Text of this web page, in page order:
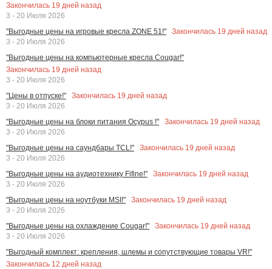
Закончилась 19 дней назад
3 - 20 Июля 2026
"Выгодные цены на игровые кресла ZONE 51!"
Закончилась 19 дней назад
3 - 20 Июля 2026
"Выгодные цены на компьютерные кресла Cougar!"
Закончилась 19 дней назад
3 - 20 Июля 2026
"Цены в отпуске!"
Закончилась 19 дней назад
3 - 20 Июля 2026
"Выгодные цены на блоки питания Ocypus !"
Закончилась 19 дней назад
3 - 20 Июля 2026
"Выгодные цены на саундбары TCL!"
Закончилась 19 дней назад
3 - 20 Июля 2026
"Выгодные цены на аудиотехнику Fifine!"
Закончилась 19 дней назад
3 - 20 Июля 2026
"Выгодные цены на ноутбуки MSI!"
Закончилась 19 дней назад
3 - 20 Июля 2026
"Выгодные цены на охлаждение Cougar!"
Закончилась 19 дней назад
3 - 20 Июля 2026
"Выгодный комплект: крепления, шлемы и сопутствующие товары VR!"
Закончилась 12 дней назад